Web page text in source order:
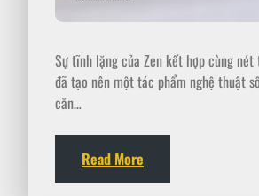
Sự tĩnh lặng của Zen kết hợp cùng
đã tạo nên một tác phẩm nghệ thuật
căn…
Read More